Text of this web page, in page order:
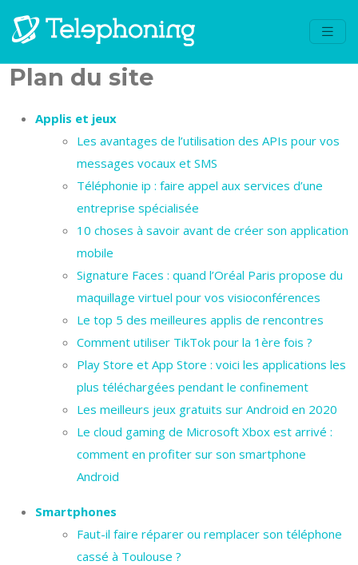
Plan du site
Applis et jeux
Les avantages de l’utilisation des APIs pour vos
messages vocaux et SMS
Téléphonie ip : faire appel aux services d’une
entreprise spécialisée
10 choses à savoir avant de créer son application
mobile
Signature Faces : quand l’Oréal Paris propose du
maquillage virtuel pour vos visioconférences
Le top 5 des meilleures applis de rencontres
Comment utiliser TikTok pour la 1ère fois ?
Play Store et App Store : voici les applications les
plus téléchargées pendant le confinement
Les meilleurs jeux gratuits sur Android en 2020
Le cloud gaming de Microsoft Xbox est arrivé :
comment en profiter sur son smartphone
Android
Smartphones
Faut-il faire réparer ou remplacer son téléphone
cassé à Toulouse ?